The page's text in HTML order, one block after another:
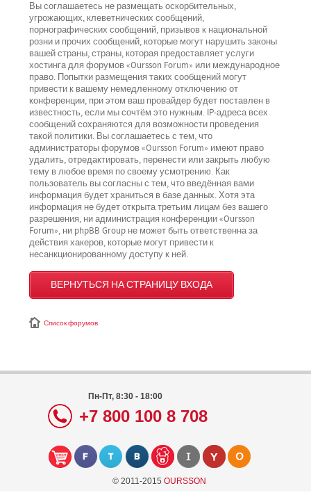
Вы соглашаетесь не размещать оскорбительных,
угрожающих, клеветнических сообщений,
порнографических сообщений, призывов к национальной
розни и прочих сообщений, которые могут нарушить законы
вашей страны, страны, которая предоставляет услуги
хостинга для форумов «Oursson Forum» или международное
право. Попытки размещения таких сообщений могут
привести к вашему немедленному отключению от
конференции, при этом ваш провайдер будет поставлен в
известность, если мы сочтём это нужным. IP-адреса всех
сообщений сохраняются для возможности проведения
такой политики. Вы соглашаетесь с тем, что
администраторы форумов «Oursson Forum» имеют право
удалить, отредактировать, перенести или закрыть любую
тему в любое время по своему усмотрению. Как
пользователь вы согласны с тем, что введённая вами
информация будет храниться в базе данных. Хотя эта
информация не будет открыта третьим лицам без вашего
разрешения, ни администрация конференции «Oursson
Forum», ни phpBB Group не может быть ответственна за
действия хакеров, которые могут привести к
несанкционированному доступу к ней.
ВЕРНУТЬСЯ НА СТРАНИЦУ ВХОДА
Список форумов
Пн-Пт, 8:30 - 18:00
+7 800 100 8 708
© 2011-2015 OURSSON